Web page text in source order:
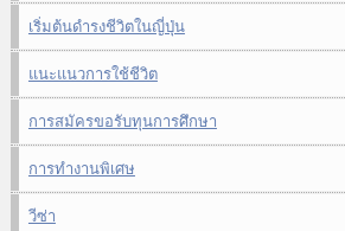
เริ่มต้นดำรงชีวิตในญี่ปุ่น
แนะแนวการใช้ชีวิต
การสมัครขอรับทุนการศึกษา
การทำงานพิเศษ
วีซ่า